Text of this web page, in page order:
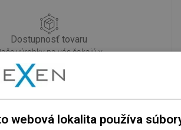
Dostupnosť tovaru
výrobky na vás čakajú v
sklade.Vždy pripravený na
prepravu!
webová lokalita používa